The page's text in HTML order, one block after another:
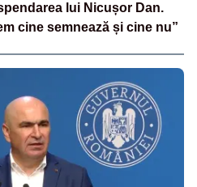
lui Nicușor Dan.
cine semnează și cine nu”